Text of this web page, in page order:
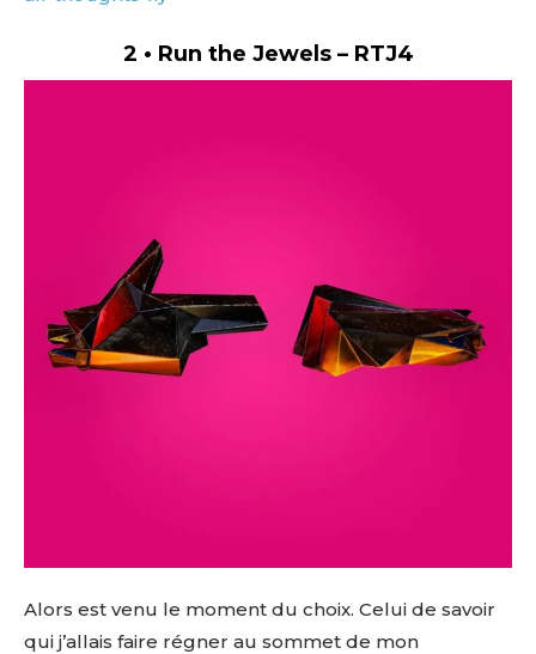
2 • Run the Jewels – RTJ4
Alors est venu le moment du choix. Celui de savoir
qui j’allais faire régner au sommet de mon